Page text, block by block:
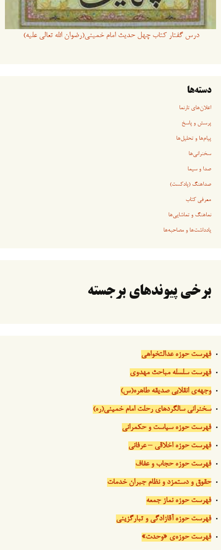
درس گفتار کتاب چهل حدیث امام خمینی(رضوان الله تعالی علیه)
دسته‌ها
اعلان‌های تارنما
پرسش و پاسخ
پیام‌ها و تحلیل‌ها
سخنرانی‏‏‌ها
صدا و سیما
صداهنگ (پادکست)
معرفی کتاب
نماهنگ و تماشایی‌ها
یادداشت‌ها و مصاحبه‌ها
برخی پیوندهای برجسته
فهرست حوزه عدالتخواهی
فهرست سلسله مباحث مهدوی
وجهه‌ی انقلابی صدیقه طاهره(س)
سخنرانی سالگردهای رحلت امام خمینی(ره)
فهرست حوزه سیاست و حکمرانی
فهرست حوزه اخلاقی – عرفانی
فهرست حوزه حجاب و عفاف
حقوق و دستمزد و نظام جبران خدمات
فهرست حوزه نماز جمعه
فهرست حوزه آقازادگی و تبارگزینی
فهرست حوزه‌ی «وحدت»